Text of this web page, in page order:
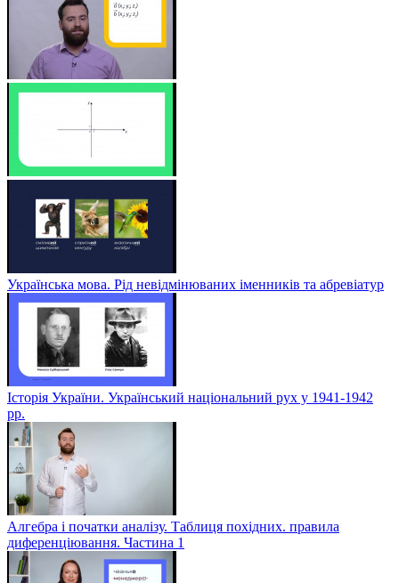
Українська мова. Рід невідмінюваних іменників та абревіатур
Історія України. Український національний рух у 1941-1942
рр.
Алгебра і початки аналізу. Таблиця похідних. правила
диференціювання. Частина 1